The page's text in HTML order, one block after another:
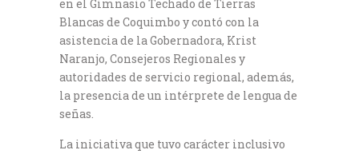
en el Gimnasio Techado de Tierras
Blancas de Coquimbo y contó con la
asistencia de la Gobernadora, Krist
Naranjo, Consejeros Regionales y
autoridades de servicio regional, además,
la presencia de un intérprete de lengua de
señas.
La iniciativa que tuvo carácter inclusivo